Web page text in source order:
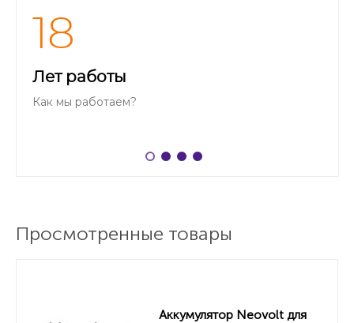
18
Лет работы
Как мы работаем?
Просмотренные товары
Аккумулятор Neovolt для